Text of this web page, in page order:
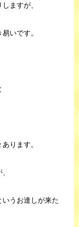
ますが、
いです。
ります。
うお達しが来た